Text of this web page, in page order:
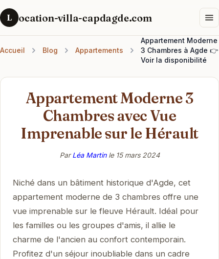
L ocation-villa-capdagde.com
Accueil Blog Appartements
Appartement Moderne
3 Chambres à Agde 👉
Voir la disponibilité
Appartement Moderne 3
Chambres avec Vue
Imprenable sur le Hérault
ParLéa Martinle 15 mars 2024
Niché dans un bâtiment historique d'Agde, cet
appartement moderne de 3 chambres offre une
vue imprenable sur le fleuve Hérault. Idéal pour
les familles ou les groupes d'amis, il allie le
charme de l'ancien au confort contemporain.
Profitez d'un séjour inoubliable dans un cadre